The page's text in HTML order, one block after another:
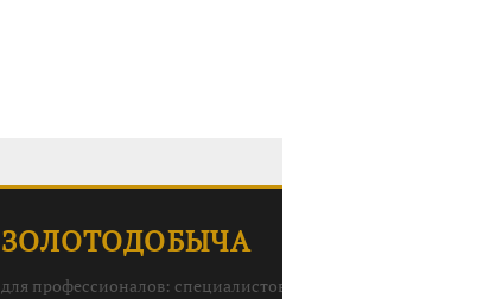
ЗОЛОТОДОБЫЧА
для профессионалов: специалистов, руководителей,